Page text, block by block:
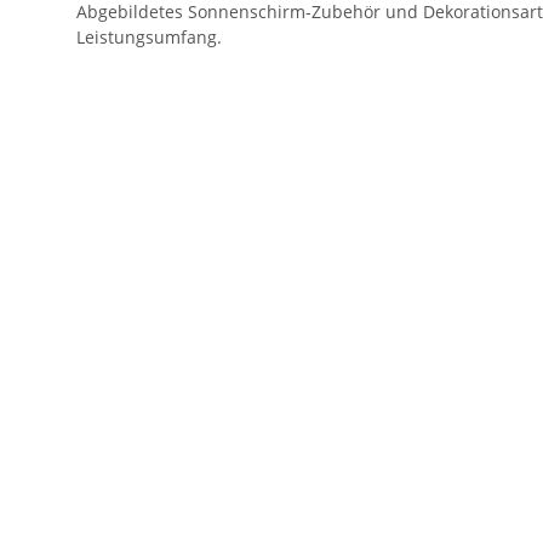
Abgebildetes Sonnenschirm-Zubehör und
Leistungsumfang.